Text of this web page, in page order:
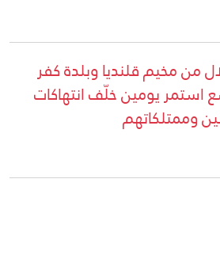
من مخيم قلنديا وبلدة كفر
استمر يومين خلّف انتهاكات
وممتلكاتهم